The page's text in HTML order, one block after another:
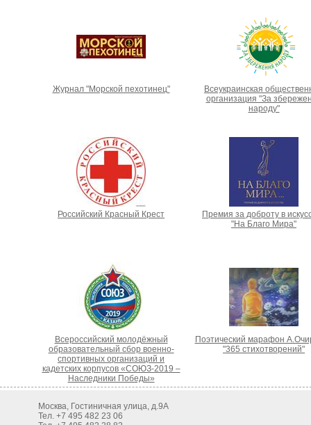
Журнал "Морской пехотинец"
Всеукраинская
организация "За
народу"
Российский Красный Крест
Премия за доброту в
"На Благо Мира"
Всероссийский молодёжный
образовательный сбор военно-
спортивных организаций и
кадетских корпусов «СОЮЗ-2019 –
Наследники Победы»
Поэтический марафон
"365 стихотворений"
Москва, Гостиничная улица, д.9А
Тел. +7 495 482 23 06